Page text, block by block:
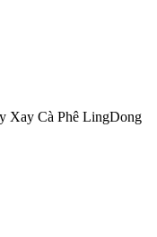
Xay Cà Phê LingDong